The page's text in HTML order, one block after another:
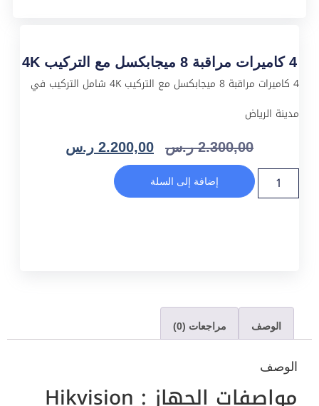
4 كاميرات مراقبة 8 ميجابكسل مع التركيب 4K
4 كاميرات مراقبة 8 ميجابكسل مع التركيب 4K شامل التركيب في
مدينة الرياض
2.300,00 ر.س 2.200,00 ر.س
إضافة إلى السلة
الوصف مراجعات (0)
الوصف
مواصفات الجهاز : Hikvision